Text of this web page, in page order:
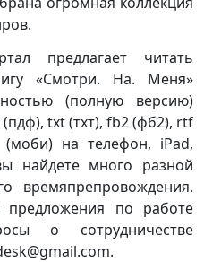
предлагает читать
«Смотри. На. Меня»
(полную версию)
txt (тхт), fb2 (фб2), rtf
на телефон, iPad,
найдете много разной
времяпрепровождения.
по работе
о сотрудничестве